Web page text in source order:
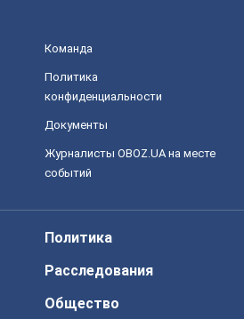
Команда
Политика
конфиденциальности
Документы
Журналисты OBOZ.UA на месте
событий
Политика
Расследования
Общество